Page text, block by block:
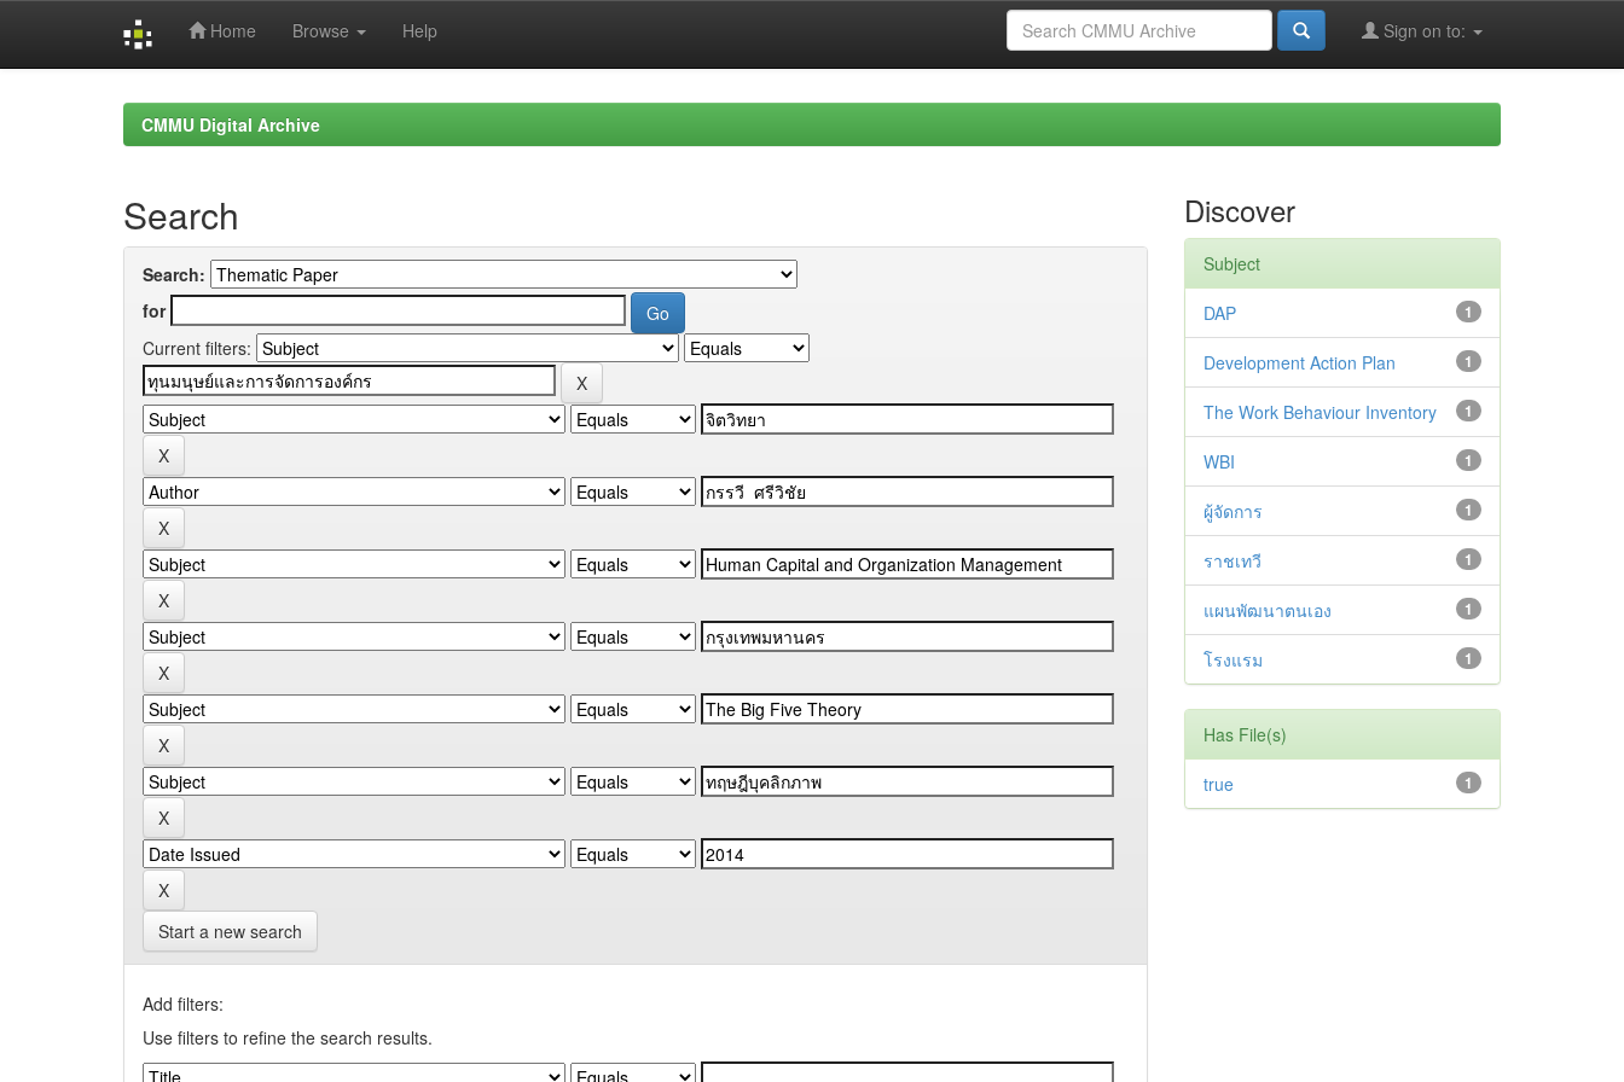
Home Browse Help Sign on to:
CMMU Digital Archive
Search
Search:
for
Current filters:
Start a new search
Add filters:
Use filters to refine the search results.
Discover
Subject
1
DAP
1
Development Action Plan
1
The Work Behaviour Inventory
1
WBI
1
ผู้จัดการ
1
ราชเทวี
1
แผนพัฒนาตนเอง
1
โรงแรม
Has File(s)
1
true